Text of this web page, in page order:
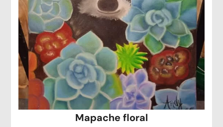
Mapache floral